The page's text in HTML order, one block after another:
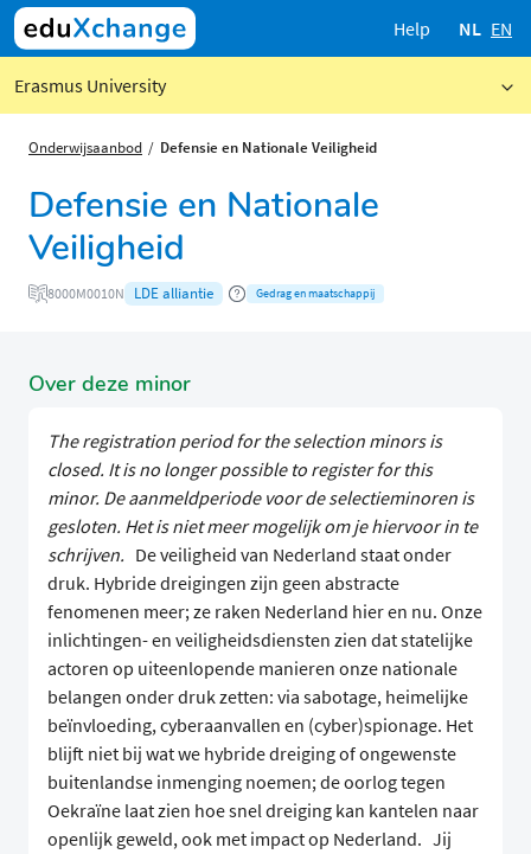
Help NL EN
Erasmus University
Onderwijsaanbod Defensie en Nationale Veiligheid
Defensie en Nationale
Veiligheid
8000M0010N LDE alliantie Gedrag en maatschappij
Over deze minor
The registration period for the selection minors is
closed. It is no longer possible to register for this
minor. De aanmeldperiode voor de selectieminoren is
gesloten. Het is niet meer mogelijk om je hiervoor in te
schrijven. De veiligheid van Nederland staat onder
druk. Hybride dreigingen zijn geen abstracte
fenomenen meer; ze raken Nederland hier en nu. Onze
inlichtingen- en veiligheidsdiensten zien dat statelijke
actoren op uiteenlopende manieren onze nationale
belangen onder druk zetten: via sabotage, heimelijke
beïnvloeding, cyberaanvallen en (cyber)spionage. Het
blijft niet bij wat we hybride dreiging of ongewenste
buitenlandse inmenging noemen; de oorlog tegen
Oekraïne laat zien hoe snel dreiging kan kantelen naar
openlijk geweld, ook met impact op Nederland. Jij